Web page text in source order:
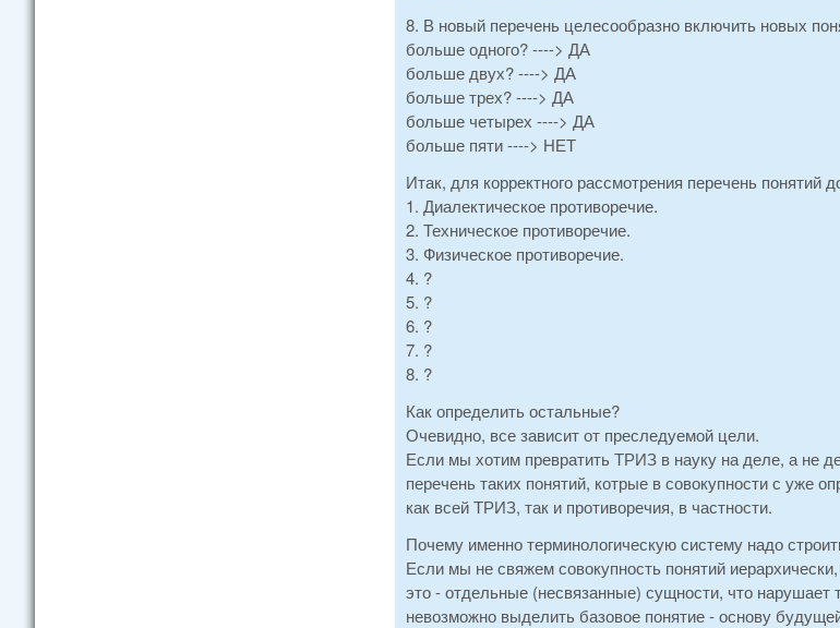
8. В новый перечень целесообразно включить новых
больше одного? ----> ДА
больше двух? ----> ДА
больше трех? ----> ДА
больше четырех ----> ДА
больше пяти ----> НЕТ
Итак, для корректного рассмотрения перечень
1. Диалектическое противоречие.
2. Техническое противоречие.
3. Физическое противоречие.
4. ?
5. ?
6. ?
7. ?
8. ?
Как определить остальные?
Очевидно, все зависит от преследуемой цели.
Если мы хотим превратить ТРИЗ в науку на деле, а не
перечень таких понятий, котрые в совокупности с уже
как всей ТРИЗ, так и противоречия, в частности.
Почему именно терминологическую систему надо
Если мы не свяжем совокупность понятий
это - отдельные (несвязанные) сущности, что
невозможно выделить базовое понятие - основу